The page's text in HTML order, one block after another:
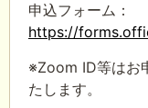
申込フォーム：
https://
※Zoom ID等はお
たします。